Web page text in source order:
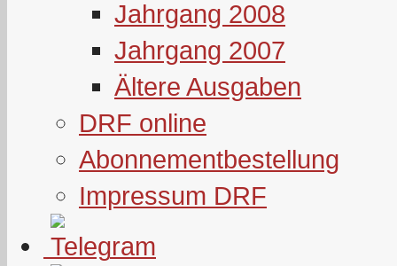
Jahrgang 2008
Jahrgang 2007
Ältere Ausgaben
DRF online
Abonnementbestellung
Impressum DRF